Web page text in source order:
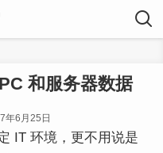
和服务器数据
年6月25日
IT 环境，更不用说是